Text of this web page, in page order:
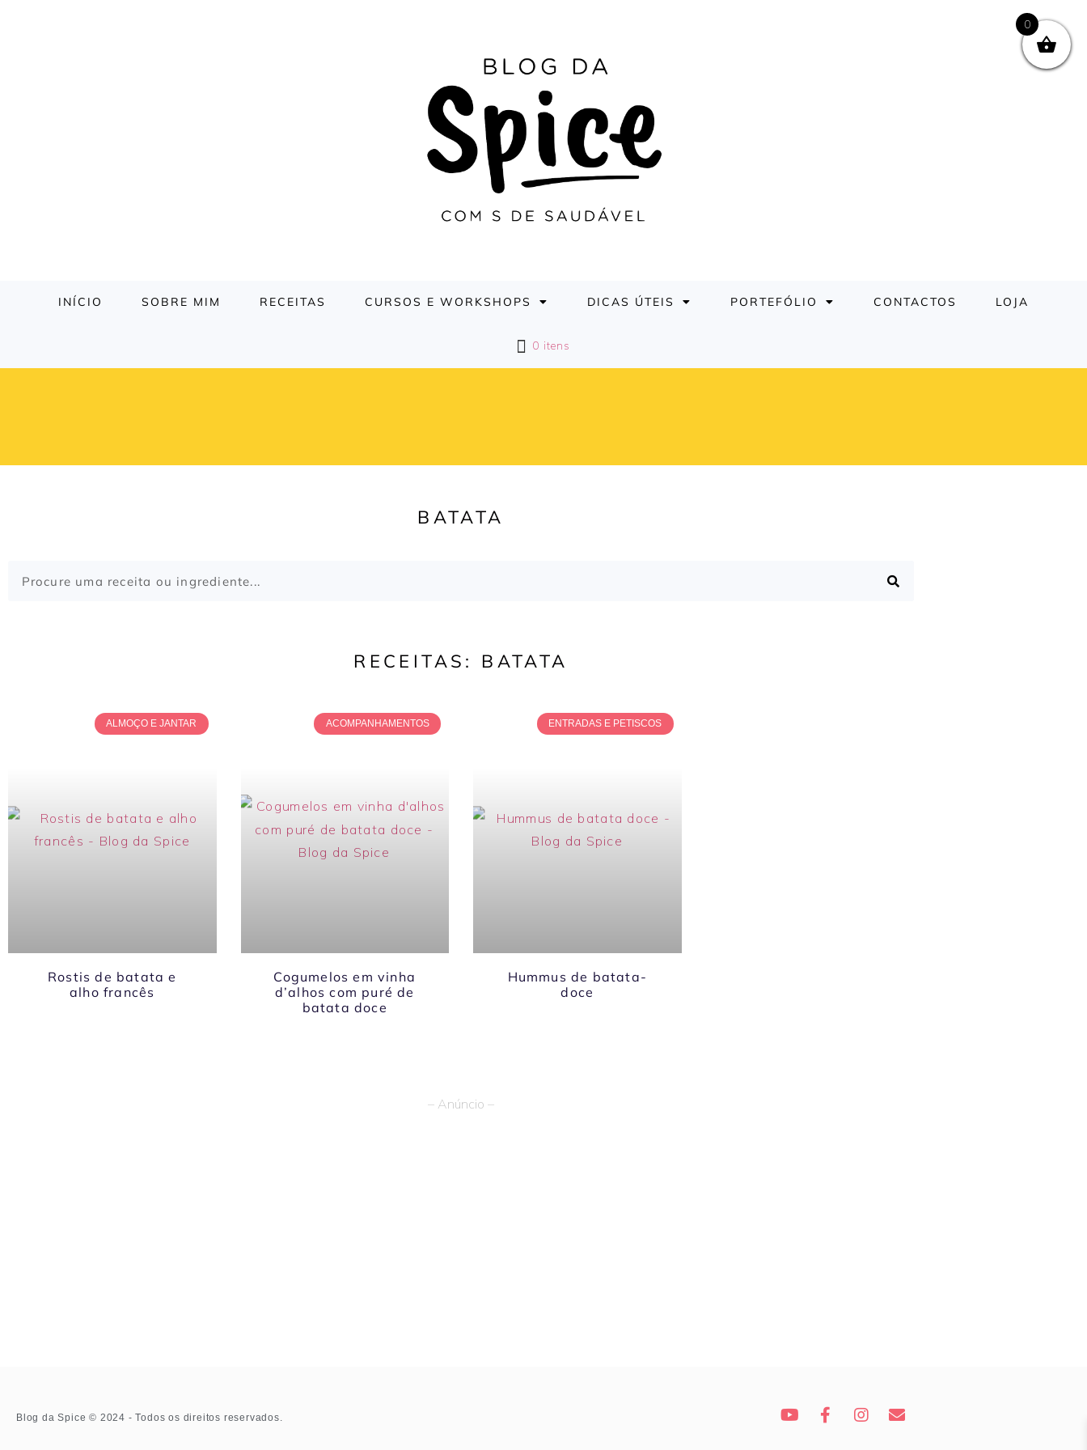
INÍCIO SOBRE MIM RECEITAS CURSOS E WORKSHOPS DICAS ÚTEIS PORTEFÓLIO CONTACTOS LOJA
0 itens
BATATA
RECEITAS: BATATA
ALMOÇO E JANTAR
Rostis de batata e
alho francês
ACOMPANHAMENTOS
Cogumelos em vinha
d’alhos com puré de
batata doce
ENTRADAS E PETISCOS
Hummus de batata-
doce
– Anúncio –
Blog da Spice © 2024 - Todos os direitos reservados.
0